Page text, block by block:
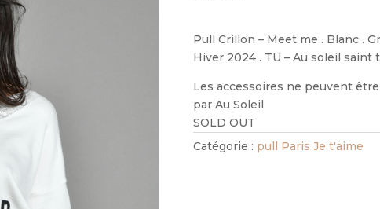
Pull Crillon – Meet me . Blanc .
Hiver 2024 . TU – Au soleil saint
Les accessoires ne peuvent
par Au Soleil
SOLD OUT
Catégorie : pull Paris Je t'aime